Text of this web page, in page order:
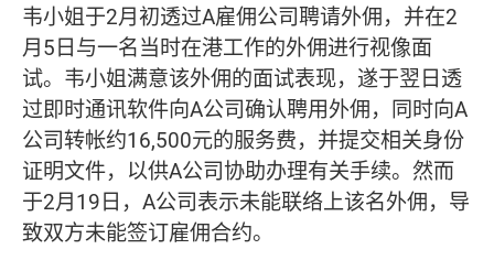
韦小姐于2月初透过A雇佣公司聘请外佣，并在2
月5日与一名当时在港工作的外佣进行视像面
试。韦小姐满意该外佣的面试表现，遂于翌日透
过即时通讯软件向A公司确认聘用外佣，同时向A
公司转帐约16,500元的服务费，并提交相关身份
证明文件，以供A公司协助办理有关手续。然而
于2月19日，A公司表示未能联络上该名外佣，导
致双方未能签订雇佣合约。